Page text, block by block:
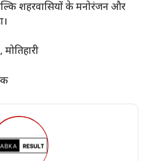
शहरवासियों के मनोरंजन और